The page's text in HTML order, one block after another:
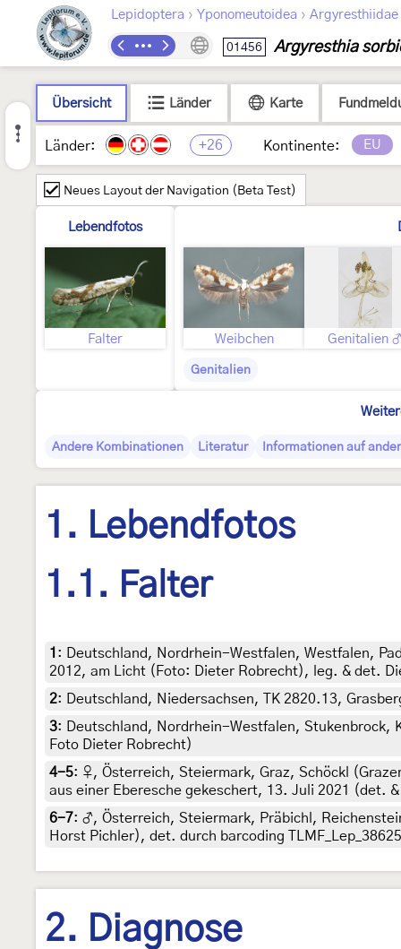
Lepidoptera › Yponomeutoidea › Argyresthiidae
01456 Argyresthia
Übersicht Länder Karte
Länder: +26 Kontinente: EU
Neues Layout der Navigation (Beta Test)
Lebendfotos
Falter Weibchen Genitalien
Genitalien
Andere Kombinationen Literatur Informationen auf
1. Lebendfotos
1.1. Falter
1 :
Deutschland, Nordrhein-Westfalen, Westfalen,
2012, am Licht (Foto: Dieter Robrecht), leg. & det.
2:
Deutschland, Niedersachsen, TK 2820.13,
3:
Deutschland, Nordrhein-Westfalen, Stukenbrock,
Foto Dieter Robrecht)
4-5: ♀, Österreich, Steiermark, Graz, Schöckl
aus einer Eberesche gekeschert, 13. Juli 2021 (det.
6-7: ♂, Österreich, Steiermark, Präbichl,
Horst Pichler), det. durch barcoding TLMF_Lep_38625
2. Diagnose